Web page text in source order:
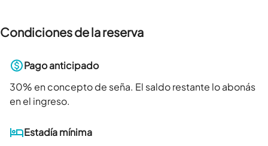
Condiciones de la reserva
Pago anticipado
30% en concepto de seña. El saldo restante lo abonás
en el ingreso.
Estadía mínima